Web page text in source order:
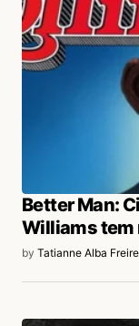
Better Man:
Williams tem
by Tatianne Alba Freire